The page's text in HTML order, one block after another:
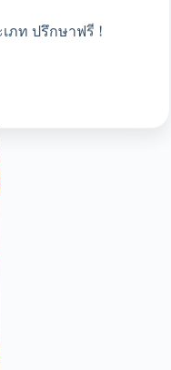
ภท ปรึกษาฟรี !